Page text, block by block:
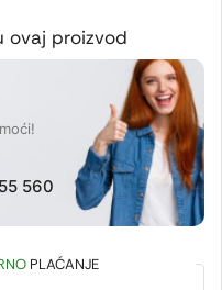
ovaj proizvod
560
PLAĆANJE